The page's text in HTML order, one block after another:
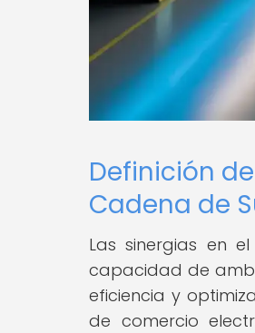
Definición
Cadena de
Las sinergias en
capacidad de
eficiencia y
de comercio